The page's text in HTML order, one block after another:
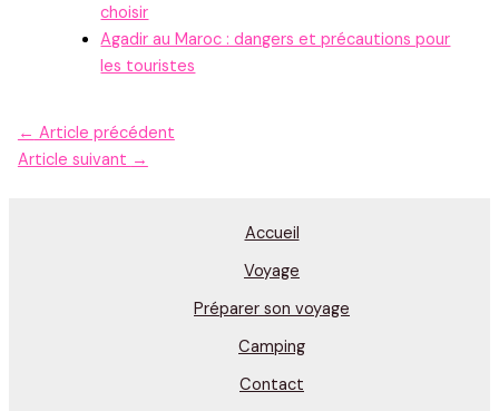
choisir
Agadir au Maroc : dangers et précautions pour
les touristes
← Article précédent
Article suivant →
Accueil
Voyage
Préparer son voyage
Camping
Contact